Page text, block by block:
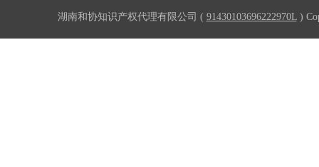
湖南和协知识产权代理有限公司 ( 91430103696222970L)